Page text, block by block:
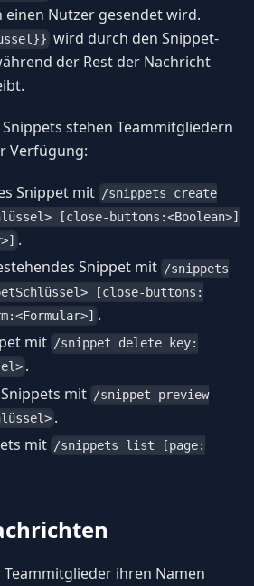
einen Nutzer gesendet wird.
wird durch den Snippet-
der Rest der Nachricht
stehen Teammitgliedern
Verfügung:
Snippet mit /snippets create
[close-buttons:<Boolean>]
.
Snippet mit /snippets
[close-buttons:
.
mit /snippet delete key:
.
mit /snippet preview
.
mit /snippets list [page:
ihren Namen